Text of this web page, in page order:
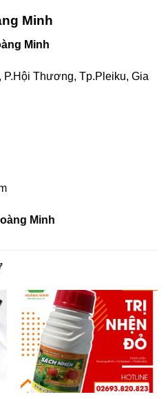
Minh
Minh
Thương, Tp.Pleiku, Gia
Minh